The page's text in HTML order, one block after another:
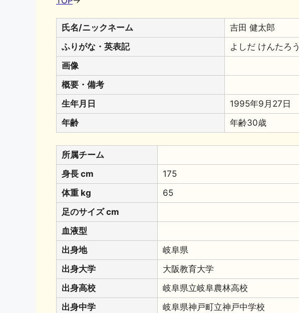
氏名/ニックネーム
吉田 健太郎
ふりがな・英表記
よしだ けんたろう
画像
概要・備考
生年月日
1995年9月27日
年齢
年齢30歳
所属チーム
身長 cm
175
体重 kg
65
足のサイズ cm
血液型
出身地
岐阜県
出身大学
大阪教育大学
出身高校
岐阜県立岐阜農林高校
出身中学
岐阜県神戸町立神戸中学校